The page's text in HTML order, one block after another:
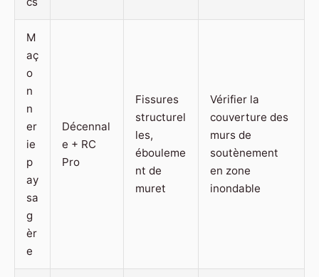
M
aç
o
n
n
er
ie
p
ay
sa
g
èr
e
Décennal
e + RC
Pro
Fissures
structurel
les,
ébouleme
nt de
muret
Vérifier la
couverture des
murs de
soutènement
en zone
inondable